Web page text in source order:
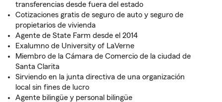
transferencias desde fuera del estado
Cotizaciones gratis de seguro de auto y seguro de
propietarios de vivienda
Agente de State Farm desde el 2014
Exalumno de University of LaVerne
Miembro de la Cámara de Comercio de la ciudad de
Santa Clarita
Sirviendo en la junta directiva de una organización
local sin fines de lucro
Agente bilingüe y personal bilingüe